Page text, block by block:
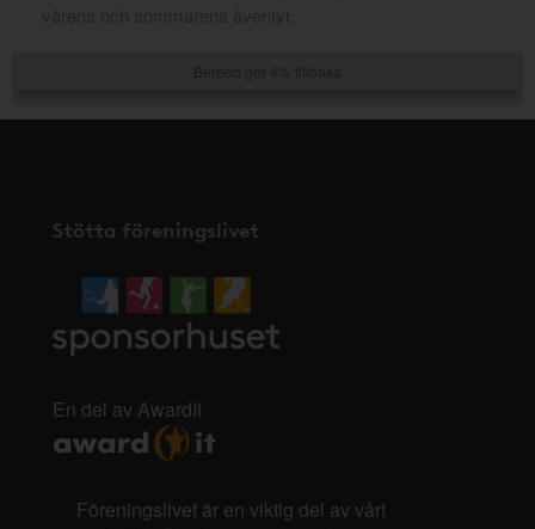
Stötta föreningslivet
En del av AwardIt
Föreningslivet är en viktig del av vårt